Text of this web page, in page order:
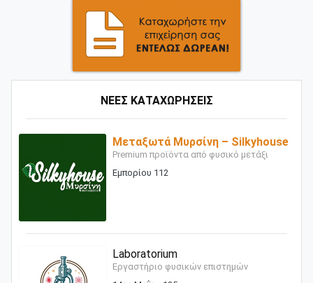
ΝΕΕΣ ΚΑΤΑΧΩΡΗΣΕΙΣ
Μεταξωτά Μυρσίνη – Silkyhouse
Premium προϊόντα από φυσικό μετάξι
Εμπορίου 112
Laboratorium
Εργαστήριο φυσικών επιστημών